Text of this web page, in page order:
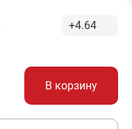
+4.64
В корзину